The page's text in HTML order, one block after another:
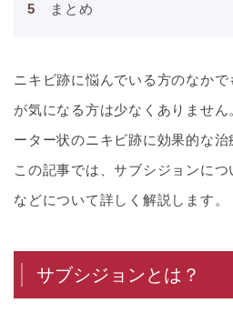
まとめ
ニキビ跡に悩んでいる方のなか
が気になる方は少なくありませ
ーター状のニキビ跡に効果的な治
この記事では、サブシジョンに
などについて詳しく解説します。
サブシジョンとは？